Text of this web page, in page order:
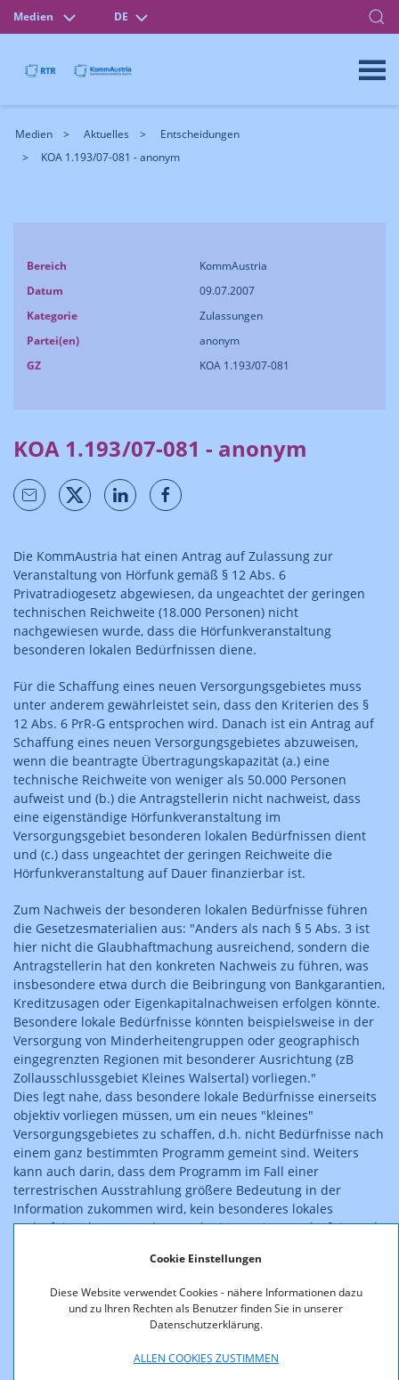
Cookie Einstellungen
Diese Website verwendet Cookies - nähere Informationen dazu
und zu Ihren Rechten als Benutzer finden Sie in unserer
Datenschutzerklärung.
ALLEN COOKIES ZUSTIMMEN
Medien DE
Medien Aktuelles
Entscheidungen
KOA 1.193/07-081 - anonym
Bereich
KommAustria
Datum
09.07.2007
Kategorie
Zulassungen
Partei(en)
anonym
GZ
KOA 1.193/07-081
KOA 1.193/07-081 - anonym
Die KommAustria hat einen Antrag auf Zulassung zur
Veranstaltung von Hörfunk gemäß § 12 Abs. 6
Privatradiogesetz abgewiesen, da ungeachtet der geringen
technischen Reichweite (18.000 Personen) nicht
nachgewiesen wurde, dass die Hörfunkveranstaltung
besonderen lokalen Bedürfnissen diene.
Für die Schaffung eines neuen Versorgungsgebietes muss
unter anderem gewährleistet sein, dass den Kriterien des §
12 Abs. 6 PrR-G entsprochen wird. Danach ist ein Antrag auf
Schaffung eines neuen Versorgungsgebietes abzuweisen,
wenn die beantragte Übertragungskapazität (a.) eine
technische Reichweite von weniger als 50.000 Personen
aufweist und (b.) die Antragstellerin nicht nachweist, dass
eine eigenständige Hörfunkveranstaltung im
Versorgungsgebiet besonderen lokalen Bedürfnissen dient
und (c.) dass ungeachtet der geringen Reichweite die
Hörfunkveranstaltung auf Dauer finanzierbar ist.
Zum Nachweis der besonderen lokalen Bedürfnisse führen
die Gesetzesmaterialien aus: "Anders als nach § 5 Abs. 3 ist
hier nicht die Glaubhaftmachung ausreichend, sondern die
Antragstellerin hat den konkreten Nachweis zu führen, was
insbesondere etwa durch die Beibringung von Bankgarantien,
Kreditzusagen oder Eigenkapitalnachweisen erfolgen könnte.
Besondere lokale Bedürfnisse könnten beispielsweise in der
Versorgung von Minderheitengruppen oder geographisch
eingegrenzten Regionen mit besonderer Ausrichtung (zB
Zollausschlussgebiet Kleines Walsertal) vorliegen."
Dies legt nahe, dass besondere lokale Bedürfnisse einerseits
objektiv vorliegen müssen, um ein neues "kleines"
Versorgungsgebietes zu schaffen, d.h. nicht Bedürfnisse nach
einem ganz bestimmten Programm gemeint sind. Weiters
kann auch darin, dass dem Programm im Fall einer
terrestrischen Ausstrahlung größere Bedeutung in der
Information zukommen wird, kein besonderes lokales
Bedürfnis erkannt werden. Auch ein etwaiges Bedürfnis nach
Bezirkshauptmannschaft und Verkehrsdurchsagen ist kein
auch in zahlreichen anderen österreichischen Gemeinden
gegeben sein dürfte. Außerdem kann die KommAustria in
Übertragungskapazität versorgt werden kann, eine besondere